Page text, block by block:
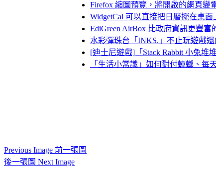
Firefox 縮圖預覽，將開啟的網頁變
WidgetCal 可以直接把日曆擺在桌
EdiGreen AirBox 比政府資訊更豐富
水彩彈珠台「INKS.」不止玩遊戲
[迪士尼遊戲]「Stack Rabbit 小兔堆
「生活小常識」如何對付蟑螂、每
Previous Image 前一張圖
後一張圖 Next Image